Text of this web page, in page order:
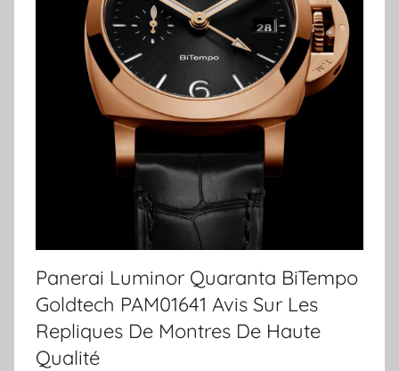
Panerai Luminor Quaranta BiTempo
Goldtech PAM01641 Avis Sur Les
Repliques De Montres De Haute
Qualité